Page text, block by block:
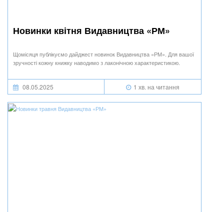
Новинки квітня Видавництва «РМ»
Щомісяця публікуємо дайджест новинок Видавництва «РМ». Для вашої
зручності кожну книжку наводимо з лаконічною характеристикою.
08.05.2025 1 хв. на читання